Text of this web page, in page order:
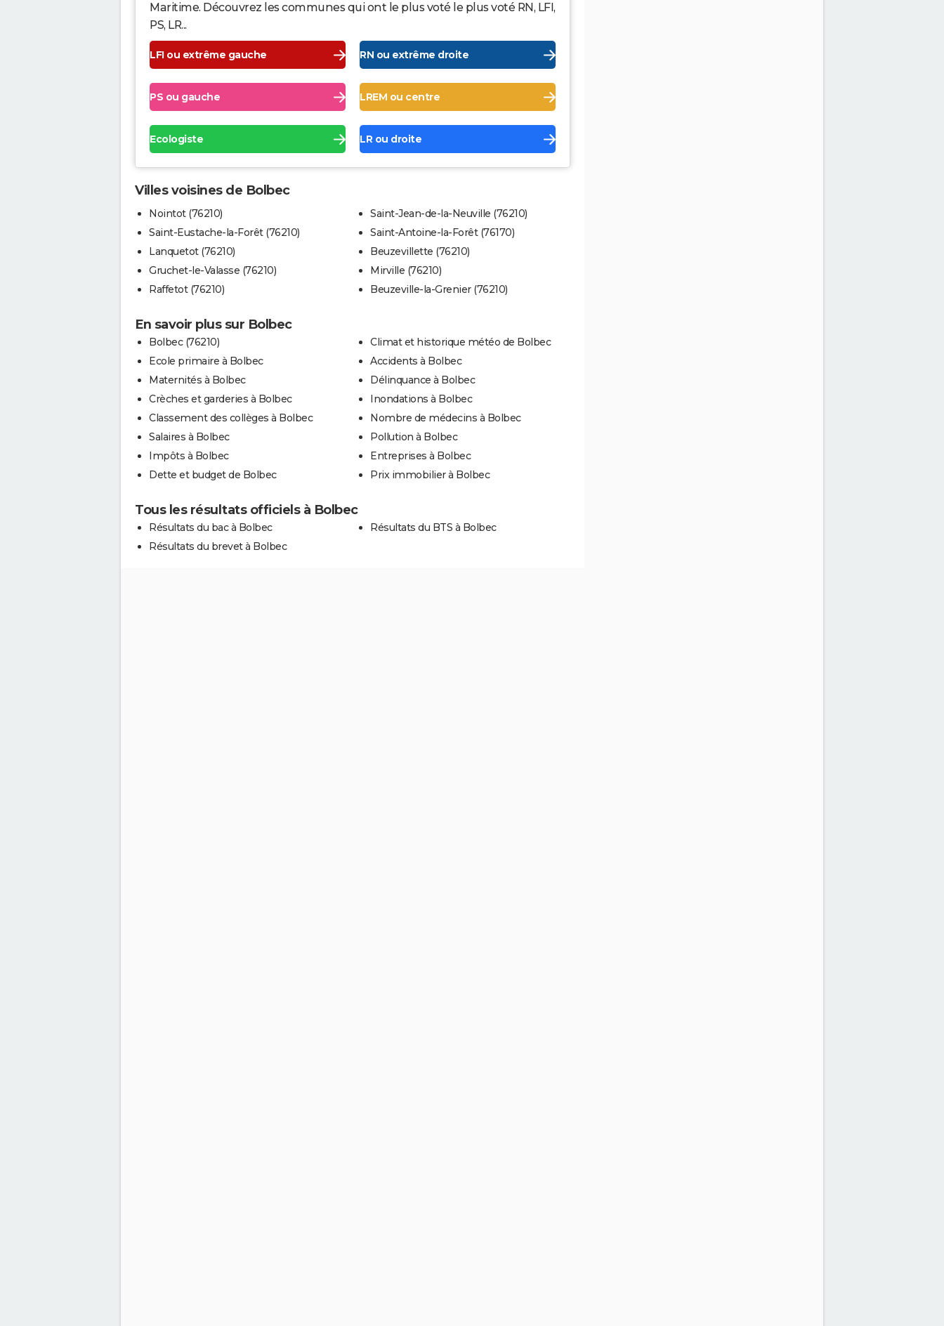
Maritime. Découvrez les communes qui ont le plus voté le plus voté RN, LFI,
PS, LR...
LFI ou extrême gauche RN ou extrême droite
PS ou gauche LREM ou centre
Ecologiste LR ou droite
Villes voisines de Bolbec
Nointot (76210)
Saint-Eustache-la-Forêt (76210)
Lanquetot (76210)
Gruchet-le-Valasse (76210)
Raffetot (76210)
Saint-Jean-de-la-Neuville (76210)
Saint-Antoine-la-Forêt (76170)
Beuzevillette (76210)
Mirville (76210)
Beuzeville-la-Grenier (76210)
En savoir plus sur Bolbec
Bolbec (76210)
Ecole primaire à Bolbec
Maternités à Bolbec
Crèches et garderies à Bolbec
Classement des collèges à Bolbec
Salaires à Bolbec
Impôts à Bolbec
Dette et budget de Bolbec
Climat et historique météo de Bolbec
Accidents à Bolbec
Délinquance à Bolbec
Inondations à Bolbec
Nombre de médecins à Bolbec
Pollution à Bolbec
Entreprises à Bolbec
Prix immobilier à Bolbec
Tous les résultats officiels à Bolbec
Résultats du bac à Bolbec
Résultats du brevet à Bolbec
Résultats du BTS à Bolbec